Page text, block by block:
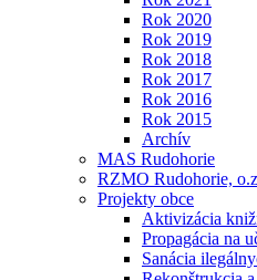
Rok 2020
Rok 2019
Rok 2018
Rok 2017
Rok 2016
Rok 2015
Archív
MAS Rudohorie
RZMO Rudohorie,
Projekty obce
Aktivizácia
Propagácia na
Sanácia